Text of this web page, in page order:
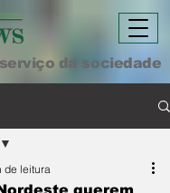
da sociedade
querem
de leitura